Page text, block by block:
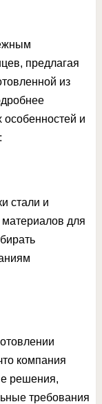
предлагая
из
особенностей и
стали и
для
компания
решения,
требования